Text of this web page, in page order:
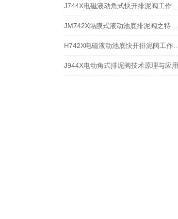
J944X电动角式排泥阀技术原理与应用